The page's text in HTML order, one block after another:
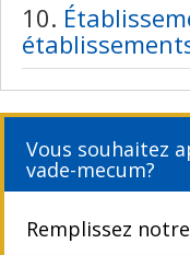
10.
Vous souhaitez
vade-mecum?
Remplissez